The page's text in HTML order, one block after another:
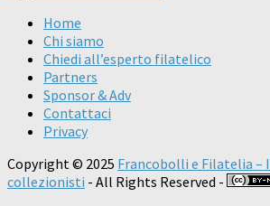
Home
Chi siamo
Chiedi all’esperto filatelico
Partners
Sponsor & Adv
Contattaci
Privacy
Copyright © 2025 Francobolli e Filatelia –
collezionisti - All Rights Reserved -